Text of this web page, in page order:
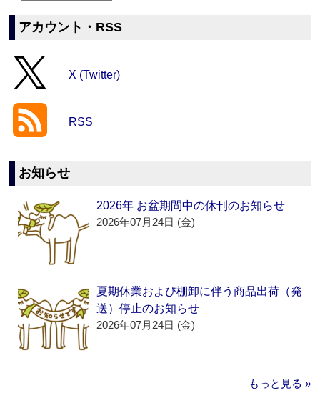
アカウント・RSS
X (Twitter)
RSS
お知らせ
2026年 お盆期間中の休刊のお知らせ
2026年07月24日 (金)
夏期休業および棚卸に伴う商品出荷（発
送）停止のお知らせ
2026年07月24日 (金)
もっと見る »